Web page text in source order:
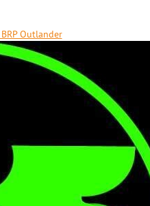
Outlander